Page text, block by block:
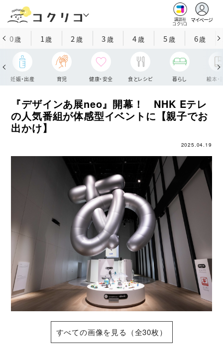
講談社
コクリコ
マイページ
0歳 1歳 2 歳 3歳 4歳 5歳 6歳
妊娠・出産 育児 健康・安全 食とレシピ 暮らし 絵本・
『デザインあ展neo』開幕！ NHK Eテレ
の人気番組が体感型イベントに【親子でお
出かけ】
2025.04.19
すべての画像を見る（全30枚）